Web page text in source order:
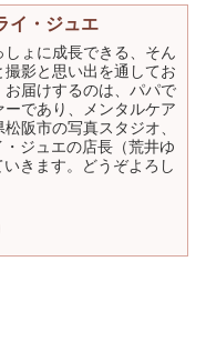
イ・ジュエ
ょに成長できる、そん
影と思い出を通してお
届けするのは、パパで
であり、メンタルケア
阪市の写真スタジオ、
ジュエの店長（荒井ゆ
きます。どうぞよろし